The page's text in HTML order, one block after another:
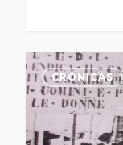
CRÓNICAS